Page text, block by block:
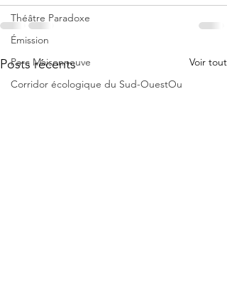
Théâtre Paradoxe
Émission
Parc Maisonneuve
Corridor écologique du Sud-OuestOu
Posts récents Voir tout